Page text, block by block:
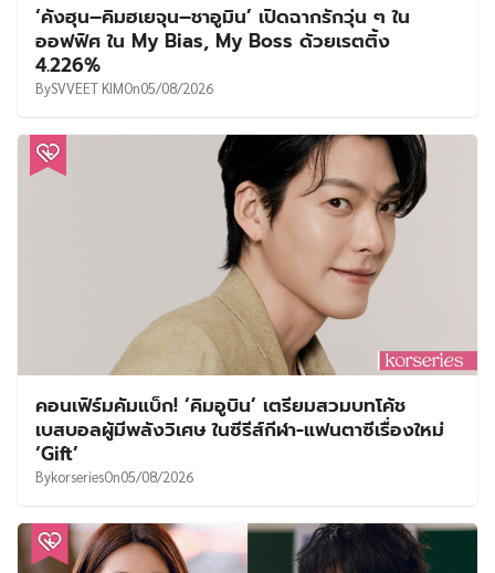
‘คังฮุน–คิมฮเยจุน–ชาอูมิน’ เปิดฉากรักวุ่น ๆ ใน
ออฟฟิศ ใน My Bias, My Boss ด้วยเรตติ้ง
4.226%
BySVVEET KIMOn05/08/2026
คอนเฟิร์มคัมแบ็ก! ‘คิมอูบิน’ เตรียมสวมบทโค้ช
เบสบอลผู้มีพลังวิเศษ ในซีรีส์กีฬา-แฟนตาซีเรื่องใหม่
‘Gift’
BykorseriesOn05/08/2026